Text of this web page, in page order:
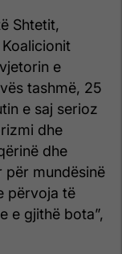
Shtetit,
e
tashmë, 25
e saj serioz
dhe
dhe
për mundësinë
përvoja të
e gjithë bota”,